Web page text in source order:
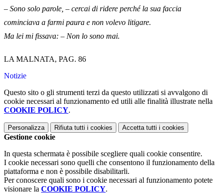
– Sono solo parole, – cercai di ridere perché la sua faccia
cominciava a farmi paura e non volevo litigare.
Ma lei mi fissava: – Non lo sono mai.
LA MALNATA, PAG. 86
Notizie
Questo sito o gli strumenti terzi da questo utilizzati si avvalgono di
cookie necessari al funzionamento ed utili alle finalità illustrate nella
COOKIE POLICY.
Personalizza Rifiuta tutti i cookies Accetta tutti i cookies
Gestione cookie
In questa schermata è possibile scegliere quali cookie consentire.
I cookie necessari sono quelli che consentono il funzionamento della
piattaforma e non è possibile disabilitarli.
Per conoscere quali sono i cookie necessari al funzionamento potete
visionare la COOKIE POLICY.